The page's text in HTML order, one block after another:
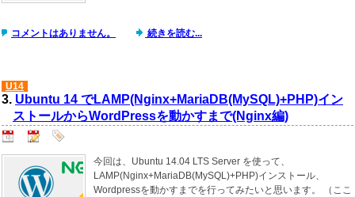
コメントはありません。 続きを読む...
U14
3. Ubuntu 14 でLAMP(Nginx+MariaDB(MySQL)+PHP)イン
ストールからWordPressを動かすまで(Nginx編)
今回は、Ubuntu 14.04 LTS Server を使って、
LAMP(Nginx+MariaDB(MySQL)+PHP)インストール、
Wordpressを動かすまでを行ってみたいと思います。 （ここ